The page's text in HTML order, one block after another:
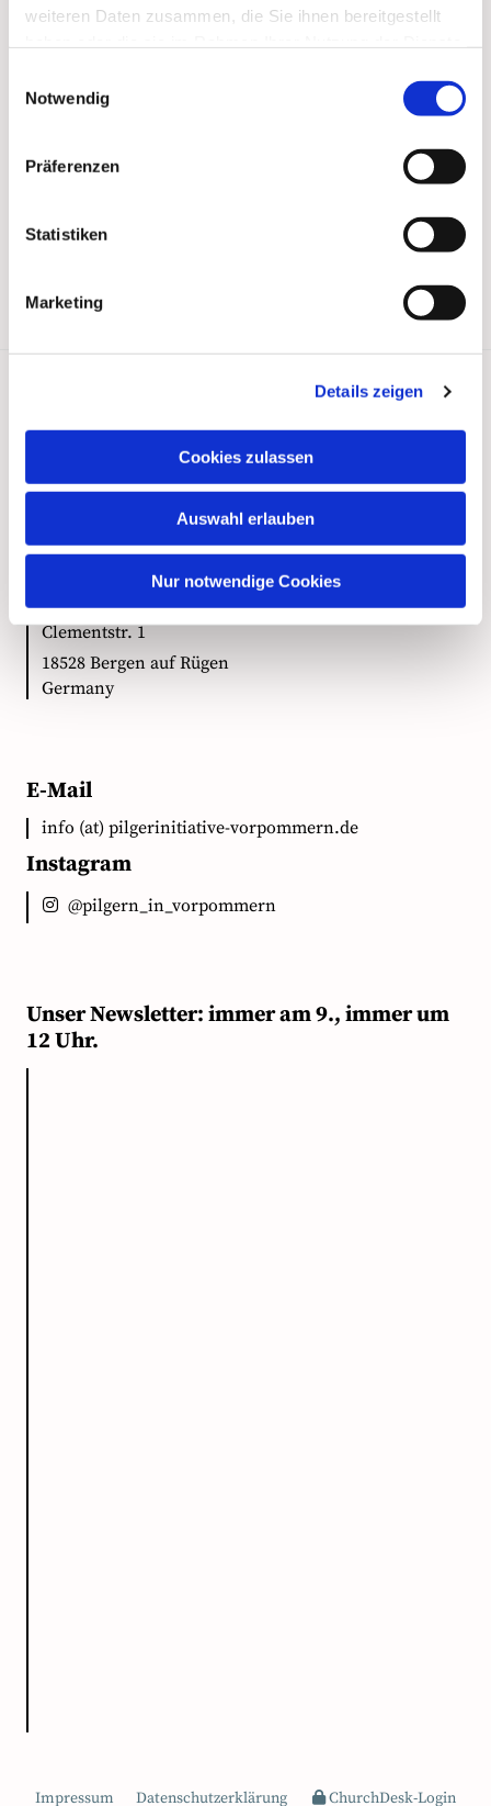
weiteren Daten zusammen, die Sie ihnen bereitgestellt
Notwendig
Präferenzen
Statistiken
Marketing
Details zeigen
Cookies zulassen
Auswahl erlauben
Nur notwendige Cookies
Kontakt
Anschrift
Clementstr. 1
18528 Bergen auf Rügen
Germany
E-Mail
info (at) pilgerinitiative-vorpommern.de
Instagram
@pilgern_in_vorpommern
Unser Newsletter: immer am 9., immer um
12 Uhr.
Impressum Datenschutzerklärung ChurchDesk-Login